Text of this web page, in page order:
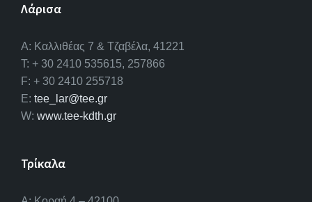
Λάρισα
A: Καλλιθέας 7 & Τζαβέλα, 41221
T: + 30 2410 535615, 257866
F: + 30 2410 255718
E: tee_lar@tee.gr
W: www.tee-kdth.gr
Τρίκαλα